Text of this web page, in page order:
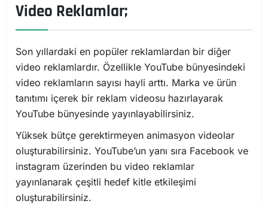
Video Reklamlar;
Son yıllardaki en popüler reklamlardan bir diğer
video reklamlardır. Özellikle YouTube bünyesindeki
video reklamların sayısı hayli arttı. Marka ve ürün
tanıtımı içerek bir reklam videosu hazırlayarak
YouTube bünyesinde yayınlayabilirsiniz.
Yüksek bütçe gerektirmeyen animasyon videolar
oluşturabilirsiniz. YouTube’un yanı sıra Facebook ve
instagram üzerinden bu video reklamlar
yayınlanarak çeşitli hedef kitle etkileşimi
oluşturabilirsiniz.